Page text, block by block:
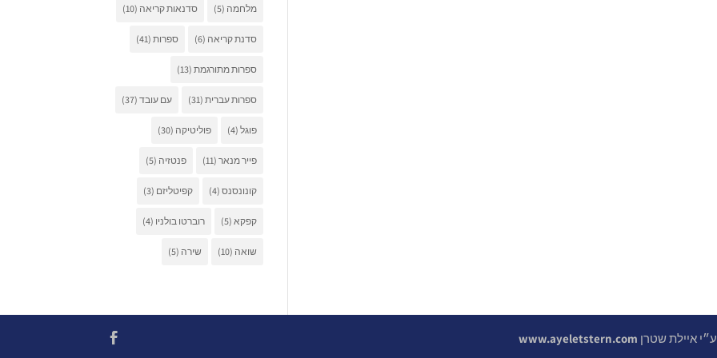
מלחמה (5) סדנאות קריאה (10)
סדנת קריאה (6) ספרות (41)
ספרות מתורגמת (13)
ספרות עברית (31) עם עובד (37)
פוגל (4) פוליטיקה (30)
פייר מנאר (11) פנטזיה (5)
קונונסנס (4) קפיטליזם (3)
קפקא (5) רוברטו בולניו (4)
שואה (10) שירה (5)
איילת שטרן www.ayeletstern.com